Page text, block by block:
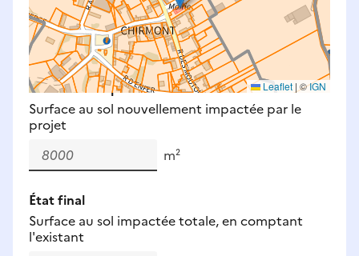
Leaflet | ©IGN
Surfaces à prendre en compte : bâti, voirie,
espaces verts, remblais et bassins — impacts
définitifs et temporaires (travaux).
Nouveaux impacts
Surface au sol nouvellement impactée par le
projet
m²
État final
Surface au sol impactée totale, en comptant
l'existant